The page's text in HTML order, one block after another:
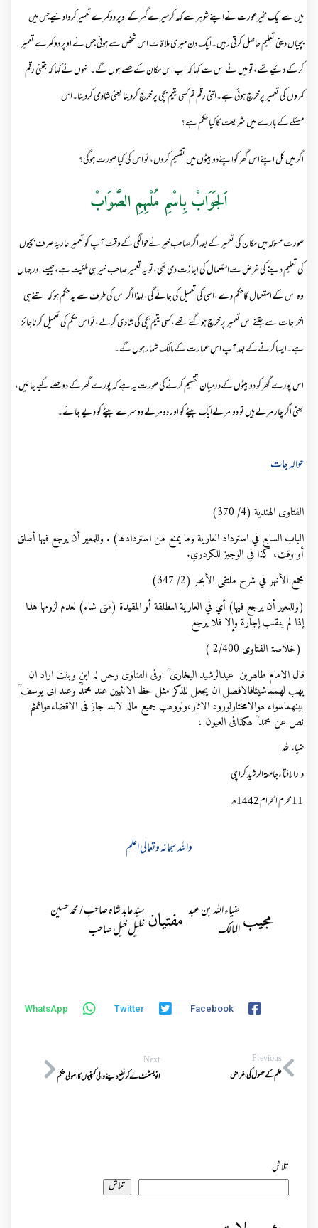
میں سےایک مخیرعورت نےاپنےشوہر سےکہہ کرمیرےگھرکےاوپر دوکمرےتعمیر کروادئیےجس میں
بچیاں دینی تعلیم حاصل کرتی رہیں۔ایک دن میری ملاقات اس شخص سے ہوئی جس نے اوپر دو کمرے تعمیر
کرکے دئیےتھے،تو میں نےاس سے کہا کہ اب اس مکان کے حصے ہوں گے۔انہوں نےکہا کہ جتنی رقم
کمروں کی تعمیر پر خرچ ہوئی ہے۔اتنی رقم تم کسی یتیم بچی پر خرچ کردینا یعنی شادی کردینا۔اس
مسئلےکےبارے میں شریعت کاکیا حکم ہے؟
اگر میں کل اپنےاس گھر کواپنےدو بیٹوں میں تقسیم کروں، تو اس کی کیا صورت ہوگی؟
اَلجَوَابْ بِاسْمِ مُلْہِمِ الصَّوَابْ
صورت مسؤلہ میں مکان کی تعمیر کےبعد اگر صاحب خیر نےحوالگی کےوقت آپ کو تعمیر عاریۃ صرف بچیوں
کی تعلیم دینے کی غرض سےاستعمال کی اجازت دی تھی،تو یہ تعمیر صاحب خیر ہی ملکیت ہے،جیسے اور جہاں
وہ اس کےاستعمال کاحکم دے،اسی کی تعمیل کی جائےگی، لہذا اگر اس کی طرف سے یہ حکم ہو کہ اتنےہی
اخراجات سےجتنے اس تعمیر پر خرچ ہوگئے تھے،کسی یتیم بچی کی شادی کرلے،تو اس حکم کی تعمیل کرناجائز
ہے۔ایساکرنےکےبعد آپ اس عمارت کےمالک شمار ہوں گے۔
اس پورے گھر کو دو بیٹوں کےدرمیان تقسیم کرنےکی صورت یہ ہے کہ پورے گھر کے دو حصے کیے جائیں،
یعنی اگر چار مرلےہیں تو دو مرلےایک بیٹے کو اور دومرلے دوسرے بیٹے کو دیے جائے۔
حوالہ جات
الفتاوى الهندية (4/ 370)
الباب السابع في استرداد العارية وما يمنع من استردادها) . وللمعير أن يرجع فيها أطلق
أو وقت، كذا في الوجيز للكردري.
مجمع الأنهر في شرح ملتقى الأبحر (2/ 347)
(وللمعير أن يرجع فيها) أي في العارية المطلقة أو المقيدة (متى شاء) لعدم لزومها هذا
إذا لم ينقلب إجارة وإلا فلا يرجع
(خلاصۃ الفتاوی 2/400 )
قال الامام طاھربن عبدالرشید البخاری ؒ :وفی الفتاوی رجل لہ ابن وبنت اراد ان
یھب لھمماشیئافالافضل ان یجعل للذکر مثل حظ الانثیین عند محمدؒ وعند ابی یوسف ؒ
بینھماسواء ھوالامختارلورود الاثار،ولووھب جمیع مالہ لابنہ جاز فی الاقضاءھواثمثم
نص عن محمد ؒ ھکذافی العیون ،
ضیاءاللہ
دارالافتا ءجامعۃالرشید کراچی
واللہ سبحانہ وتعالی اعلم
مجیب ضیاء اللہ بن عبد
المالک
مفتیان سیّد عابد شاہ صاحب / محمد حسین
خلیل خیل صاحب
Facebook
Twitter
WhatsApp
Previous
علم کے حصول کی اغراض
Next
انویسٹمنٹ لے کر نفع دینے والی کمپنیوں کا اصولی حکم
تلاش
تلاش